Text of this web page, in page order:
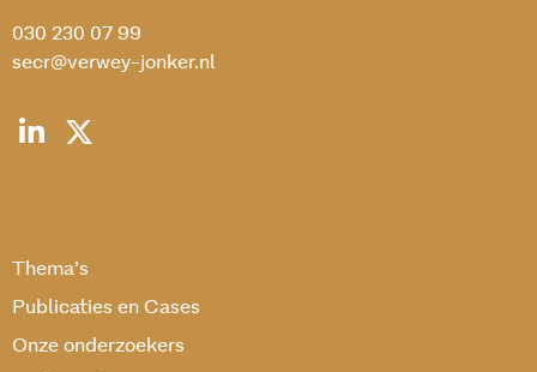
030 230 07 99
secr@verwey-jonker.nl
Thema’s
Publicaties en Cases
Onze onderzoekers